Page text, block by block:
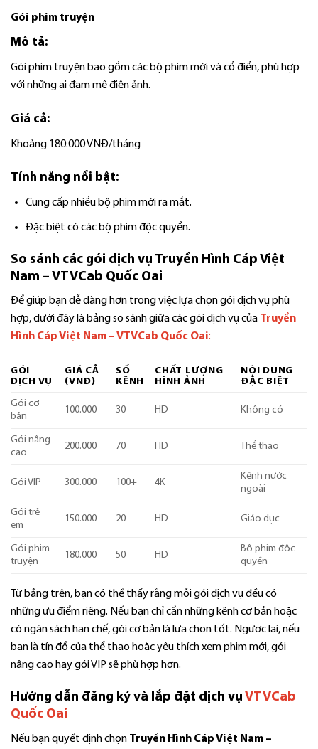
Gói phim truyện
Mô tả:
Gói phim truyện bao gồm các bộ phim mới và cổ điển, phù hợp
với những ai đam mê điện ảnh.
Giá cả:
Khoảng 180.000 VNĐ/tháng
Tính năng nổi bật:
Cung cấp nhiều bộ phim mới ra mắt.
Đặc biệt có các bộ phim độc quyền.
So sánh các gói dịch vụ Truyền Hình Cáp Việt
Nam – VTVCab Quốc Oai
Để giúp bạn dễ dàng hơn trong việc lựa chọn gói dịch vụ phù
hợp, dưới đây là bảng so sánh giữa các gói dịch vụ của Truyền
Hình Cáp Việt Nam – VTVCab Quốc Oai:
GÓI
DỊCH VỤ
GIÁ CẢ
(VNĐ)
SỐ
KÊNH
CHẤT LƯỢNG
HÌNH ẢNH
NỘI DUNG
ĐẶC BIỆT
Gói cơ
bản
100.000 30 HD Không có
Gói nâng
cao
200.000 70 HD Thể thao
Gói VIP 300.000 100+ 4K
Kênh nước
ngoài
Gói trẻ
em
150.000 20 HD Giáo dục
Gói phim
truyện
180.000 50 HD
Bộ phim độc
quyền
Từ bảng trên, bạn có thể thấy rằng mỗi gói dịch vụ đều có
những ưu điểm riêng. Nếu bạn chỉ cần những kênh cơ bản hoặc
có ngân sách hạn chế, gói cơ bản là lựa chọn tốt. Ngược lại, nếu
bạn là tín đồ của thể thao hoặc yêu thích xem phim mới, gói
nâng cao hay gói VIP sẽ phù hợp hơn.
Hướng dẫn đăng ký và lắp đặt dịch vụ VTVCab
Quốc Oai
Nếu bạn quyết định chọn Truyền Hình Cáp Việt Nam –